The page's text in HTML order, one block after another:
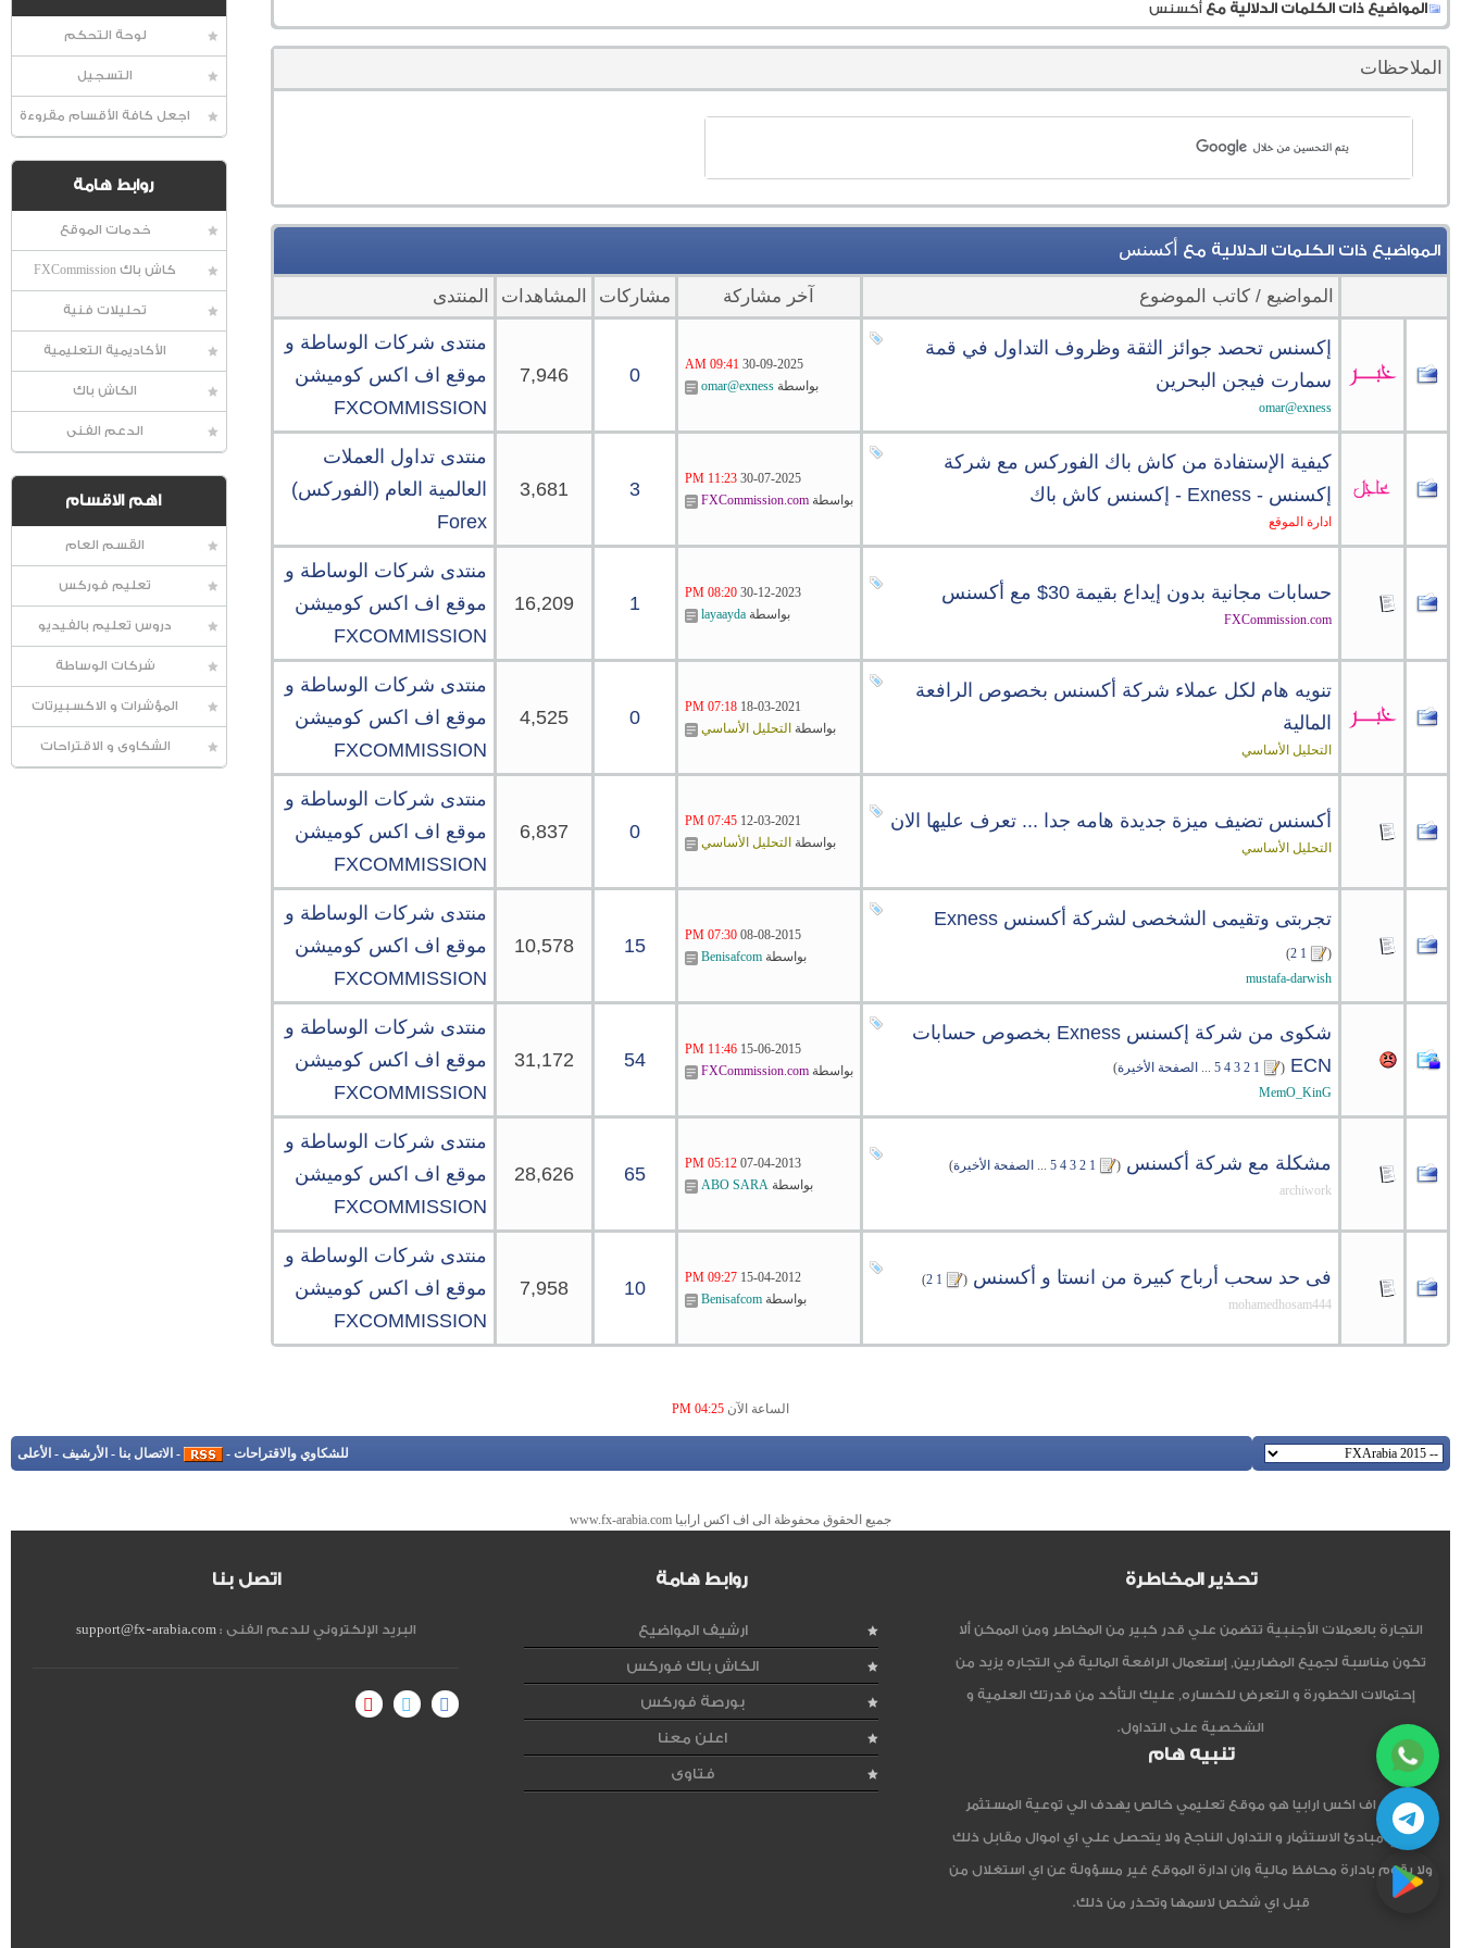
لوحة التحكم
التسجيل
اجعل كافة الأقسام مقروءة
روابط هامة
خدمات الموقع
كاش باك FXCommission
تحليلات فنية
الأكاديمية التعليمية
الكاش باك
الدعم الفنى
اهم الاقسام
القسم العام
تعليم فوركس
دروس تعليم بالفيديو
شركات الوساطة
المؤشرات و الاكسبيرتات
الشكاوى و الاقتراحات
المواضيع ذات الكلمات الدلالية مع أكسنس
الملاحظات
المواضيع ذات الكلمات الدلالية مع أكسنس
المواضيع / كاتب الموضوع آخر مشاركة مشاركات المشاهدات المنتدى
إكسنس تحصد جوائز الثقة وظروف التداول في قمة
سمارت فيجن البحرين
omar@exness
30-09-2025
09:41 AM
بواسطةomar@exness
0
7,946
منتدى شركات الوساطة و
موقع اف اكس كوميشن
FXCOMMISSION
كيفية الإستفادة من كاش باك الفوركس مع شركة
إكسنس - Exness - إكسنس كاش باك
ادارة الموقع
30-07-2025
11:23 PM
بواسطةFXCommission.com
3
3,681
منتدى تداول العملات
العالمية العام (الفوركس)
Forex
حسابات مجانية بدون إيداع بقيمة 30$ مع أكسنس
FXCommission.com
30-12-2023
08:20 PM
بواسطةlayaayda
1
16,209
منتدى شركات الوساطة و
موقع اف اكس كوميشن
FXCOMMISSION
تنويه هام لكل عملاء شركة أكسنس بخصوص الرافعة
المالية
التحليل الأساسي
18-03-2021
07:18 PM
بواسطة التحليل الأساسي 0
4,525
منتدى شركات الوساطة و
موقع اف اكس كوميشن
FXCOMMISSION
أكسنس تضيف ميزة جديدة هامه جدا ... تعرف عليها الان
التحليل الأساسي
12-03-2021
07:45 PM
بواسطة التحليل الأساسي 0
6,837
منتدى شركات الوساطة و
موقع اف اكس كوميشن
FXCOMMISSION
تجربتى وتقيمى الشخصى لشركة أكسنس Exness
(
1
2
)
mustafa-darwish
08-08-2015
07:30 PM
بواسطةBenisafcom
15
10,578
منتدى شركات الوساطة و
موقع اف اكس كوميشن
FXCOMMISSION
شكوى من شركة إكسنس Exness بخصوص حسابات
ECN
‏
(
1
2
3
4
5
... الصفحة الأخيرة)
MemO_KinG
15-06-2015
11:46 PM
بواسطةFXCommission.com
54
31,172
منتدى شركات الوساطة و
موقع اف اكس كوميشن
FXCOMMISSION
مشكلة مع شركة أكسنس ‏
(
1
2
3
4
5
... الصفحة الأخيرة)
archiwork
07-04-2013
05:12 PM
بواسطةABO SARA
65
28,626
منتدى شركات الوساطة و
موقع اف اكس كوميشن
FXCOMMISSION
فى حد سحب أرباح كبيرة من انستا و أكسنس ‏
(
1
2
)
mohamedhosam444
15-04-2012
09:27 PM
بواسطةBenisafcom
10
7,958
منتدى شركات الوساطة و
موقع اف اكس كوميشن
FXCOMMISSION
الساعة الآن 04:25 PM
للشكاوي والاقتراحات -
- الاتصال بنا - الأرشيف - الأعلى
جميع الحقوق محفوظة الى اف اكس ارابيا www.fx-arabia.com
تحذير المخاطرة
التجارة بالعملات الأجنبية تتضمن علي قدر كبير من المخاطر ومن الممكن ألا
تكون مناسبة لجميع المضاربين, إستعمال الرافعة المالية في التجاره يزيد من
إحتمالات الخطورة و التعرض للخساره, عليك التأكد من قدرتك العلمية و
الشخصية على التداول.
تنبيه هام
موقع اف اكس ارابيا هو موقع تعليمي خالص يهدف الي توعية المستثمر
العربي مبادئ الاستثمار و التداول الناجح ولا يتحصل علي اي اموال مقابل ذلك
ولا يقوم بادارة محافظ مالية وان ادارة الموقع غير مسؤولة عن اي استغلال من
قبل اي شخص لاسمها وتحذر من ذلك.
روابط هامة
ارشيف المواضيع
الكاش باك فوركس
بورصة فوركس
اعلن معنا
فتاوى
اتصل بنا
البريد الإلكتروني للدعم الفنى :support@fx-arabia.com